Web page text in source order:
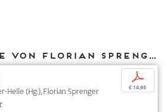
Weitere Texte von Florian Sprenger bei DIAPHANES
Helle (Hg.), Florian Sprenger
p
€ 14,95